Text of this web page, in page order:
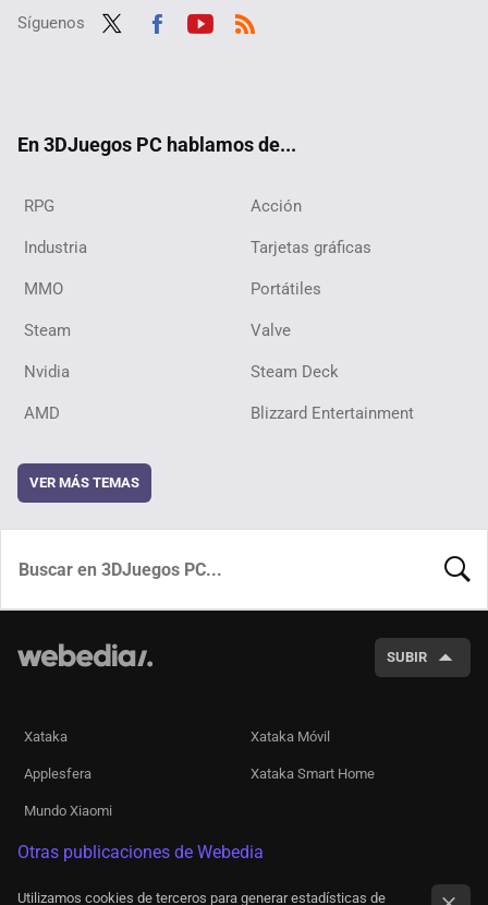
Síguenos
En 3DJuegos PC hablamos de...
RPG Acción
Industria Tarjetas gráficas
MMO Portátiles
Steam Valve
Nvidia Steam Deck
AMD Blizzard Entertainment
VER MÁS TEMAS
SUBIR
Xataka Xataka Móvil
Applesfera Xataka Smart Home
Mundo Xiaomi
Otras publicaciones de Webedia
Utilizamos cookies de terceros para generar estadísticas de